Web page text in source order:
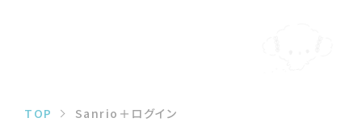
TOP Sanrio＋ログイン